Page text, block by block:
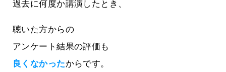
過去に何度か講演したとき、
聴いた方からの
アンケート結果の評価も
良くなかったからです。